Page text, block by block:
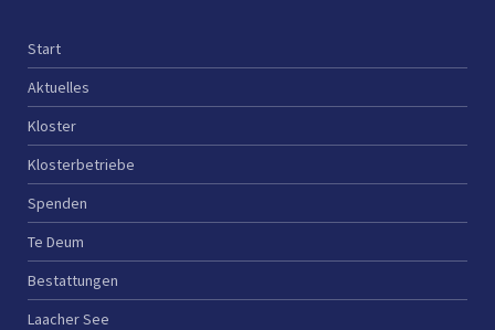
Start
Aktuelles
Kloster
Klosterbetriebe
Spenden
Te Deum
Bestattungen
Laacher See